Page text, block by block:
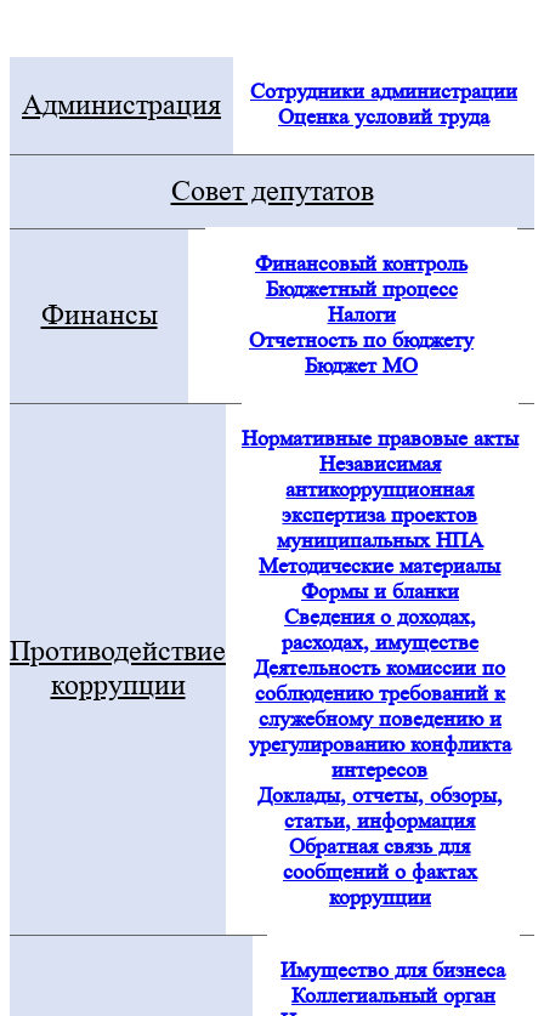
Администрация
Сотрудники администрации
Оценка условий труда
Совет депутатов
Финансы
Финансовый контроль
Бюджетный процесс
Налоги
Отчетность по бюджету
Бюджет МО
Противодействие
коррупции
Нормативные правовые акты
Независимая
антикоррупционная
экспертиза проектов
муниципальных НПА
Методические материалы
Формы и бланки
Сведения о доходах,
расходах, имуществе
Деятельность комиссии по
соблюдению требований к
служебному поведению и
урегулированию конфликта
интересов
Доклады, отчеты, обзоры,
статьи, информация
Обратная связь для
сообщений о фактах
коррупции
Имущество для бизнеса
Коллегиальный орган